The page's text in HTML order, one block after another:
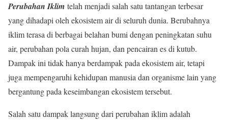
Perubahan Iklim telah menjadi salah satu tantangan terbesar
yang dihadapi oleh ekosistem air di seluruh dunia. Berubahnya
iklim terasa di berbagai belahan bumi dengan peningkatan suhu
air, perubahan pola curah hujan, dan pencairan es di kutub.
Dampak ini tidak hanya berdampak pada ekosistem air, tetapi
juga mempengaruhi kehidupan manusia dan organisme lain yang
bergantung pada keseimbangan ekosistem tersebut.
Salah satu dampak langsung dari perubahan iklim adalah